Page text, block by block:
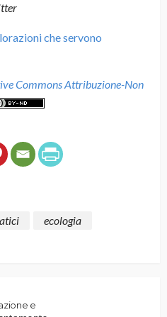
che servono
Commons Attribuzione-Non
ecologia
e